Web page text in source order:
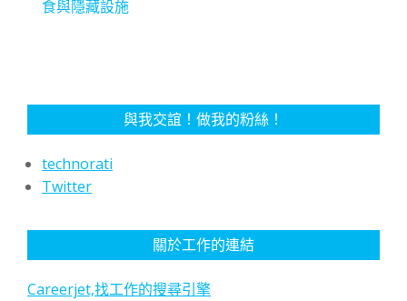
食與隱藏設施
與我交誼！做我的粉絲！
technorati
Twitter
關於工作的連結
Careerjet,找工作的搜尋引擎